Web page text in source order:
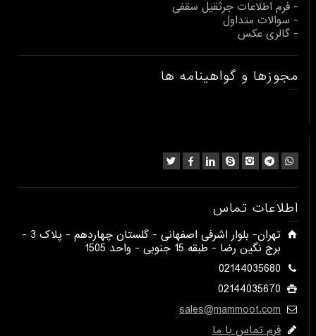
- فرم اطلاعات جرثقیل سقفی
- سوالات متداول
- گالری عکس
مجوزها و گواهینامه ها
اطلاعات تماس
​تهران- بلوار اشرفی اصفهانی - گلستان چهاردهم - پلاک 3 -
برج نگین رضا - طبقه 15 جنوبی - واحد 1505​
02144035680
02144035670
sales@mammoot.com
فرم تماس با ما